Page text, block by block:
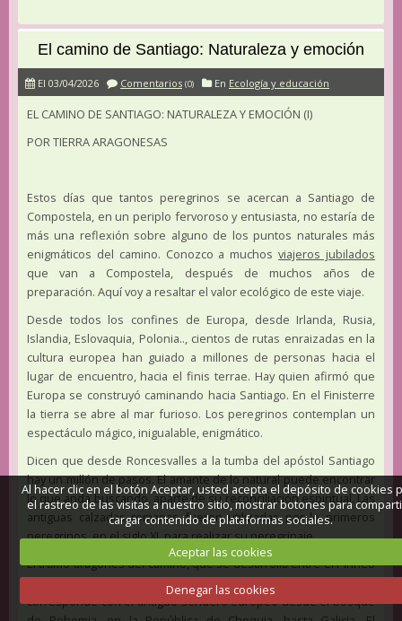
El camino de Santiago: Naturaleza y emoción
El 03/04/2026 Comentarios (0) En Ecología y educación
EL CAMINO DE SANTIAGO: NATURALEZA Y EMOCIÓN (I)
POR TIERRA ARAGONESAS
Estos días que tantos peregrinos se acercan a Santiago de
Compostela, en un periplo fervoroso y entusiasta, no estaría de
más una reflexión sobre alguno de los puntos naturales más
enigmáticos del camino. Conozco a muchosviajeros jubilados
que van a Compostela, después de muchos años de
preparación. Aquí voy a resaltar el valor ecológico de este viaje.
Desde todos los confines de Europa, desde Irlanda, Rusia,
Islandia, Eslovaquia, Polonia.., cientos de rutas enraizadas en la
cultura europea han guiado a millones de personas hacia el
lugar de encuentro, hacia el finis terrae. Hay quien afirmó que
Europa se construyó caminando hacia Santiago. En el Finisterre
la tierra se abre al mar furioso. Los peregrinos contemplan un
espectáculo mágico, inigualable, enigmático.
Dicen que desde Roncesvalles a la tumba del apóstol Santiago
hay un millón de pasos. El amante de lo natural puede encontrar
lo que anda buscando, aparte de su reconciliación espiritual. Las
antiguas calzadas romanas fueron utilizadas por lo primeros
peregrinos, en el siglo XI, para realizar su peregrinaje.
El tramo aragonés del camino, que se desarrolla entre el Pirineo
de Huesca y la población navarra de Puente la Reina, se
corresponde con el antiguo sendero europeo desde el bosque
Al hacer clic en el botón Aceptar, usted acepta el depósito de cookies
el rastreo de las visitas a nuestro sitio, mostrar botones para
cargar contenido de plataformas sociales.
Aceptar las cookies
Denegar las cookies